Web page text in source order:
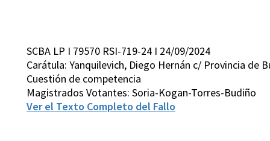
SCBA LP I 79570 RSI-719-24 I 24/09/2024
Carátula: Yanquilevich, Diego Hernán c/ Provincia
Cuestión de competencia
Magistrados Votantes: Soria-Kogan-Torres-Budiño
Ver el Texto Completo del Fallo